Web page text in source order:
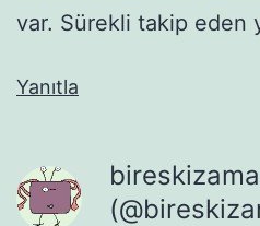
var. Sürekli takip eden
Yanıtla